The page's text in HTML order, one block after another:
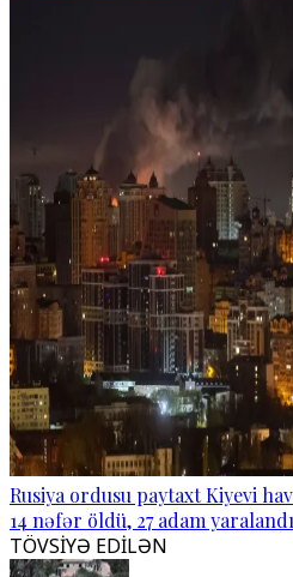
Rusiya ordusu paytaxt Kiyevi
14 nəfər öldü, 27 adam yaralandı
TÖVSİYƏ EDİLƏN